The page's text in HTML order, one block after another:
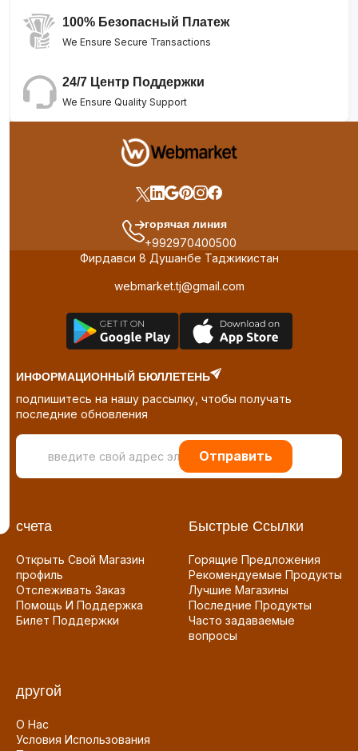
100% Безопасный Платеж
We Ensure Secure Transactions
24/7 Центр Поддержки
We Ensure Quality Support
горячая линия
+992970400500
Фирдавси 8 Душанбе Таджикистан
webmarket.tj@gmail.com
ИНФОРМАЦИОННЫЙ БЮЛЛЕТЕНЬ
подпишитесь на нашу рассылку, чтобы получать
последние обновления
Отправить
счета
Открыть Свой Магазин
профиль
Отслеживать Заказ
Помощь И Поддержка
Билет Поддержки
Быстрые Ссылки
Горящие Предложения
Рекомендуемые Продукты
Лучшие Магазины
Последние Продукты
Часто задаваемые
вопросы
другой
О Нас
Условия Использования